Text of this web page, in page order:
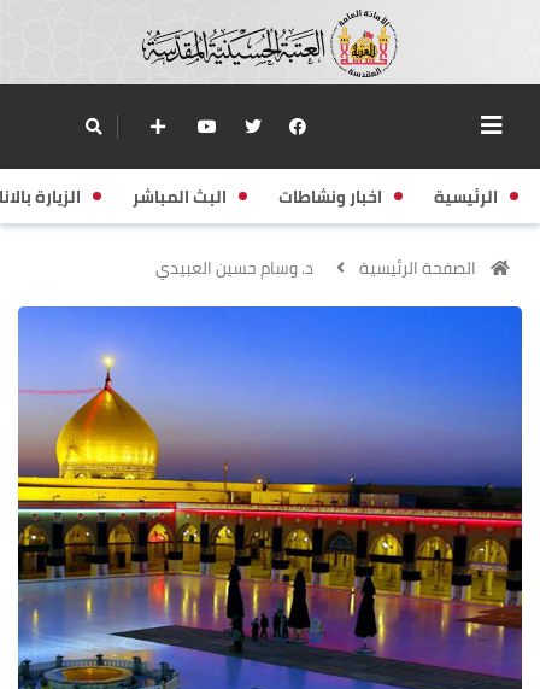
الرئيسية اخبار ونشاطات البث المباشر الزيارة
الصفحة الرئيسية د. وسام حسين العبيدي